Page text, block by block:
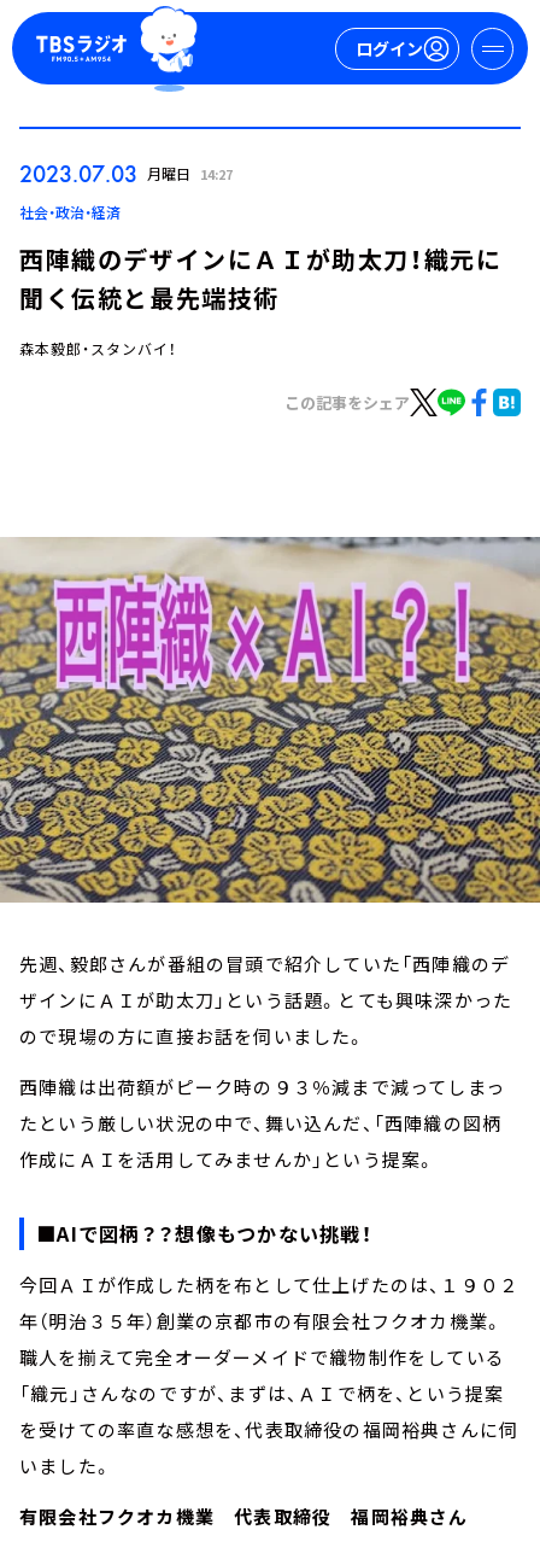
ログイン
イベント・グッズ
YouTube
会社情報
2023.07.03 月曜日 14:27
社会・政治・経済
西陣織のデザインにＡＩが助太刀！織元に
聞く伝統と最先端技術
森本毅郎・スタンバイ！
この記事をシェア
先週、毅郎さんが番組の冒頭で紹介していた「西陣織のデ
ザインにＡＩが助太刀」という話題。とても興味深かった
ので現場の方に直接お話を伺いました。
西陣織は出荷額がピーク時の９３％減まで減ってしまっ
たという厳しい状況の中で、舞い込んだ、「西陣織の図柄
作成にＡＩを活用してみませんか」という提案。
■AIで図柄？？想像もつかない挑戦！
今回ＡＩが作成した柄を布として仕上げたのは、１９０２
年（明治３５年）創業の京都市の有限会社フクオカ機業。
職人を揃えて完全オーダーメイドで織物制作をしている
「織元」さんなのですが、まずは、ＡＩで柄を、という提案
を受けての率直な感想を、代表取締役の福岡裕典さんに伺
いました。
有限会社フクオカ機業 代表取締役 福岡裕典さん